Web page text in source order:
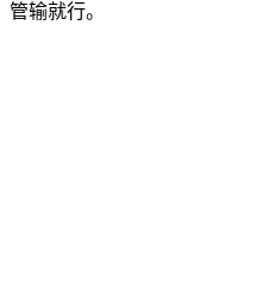
管输就行。